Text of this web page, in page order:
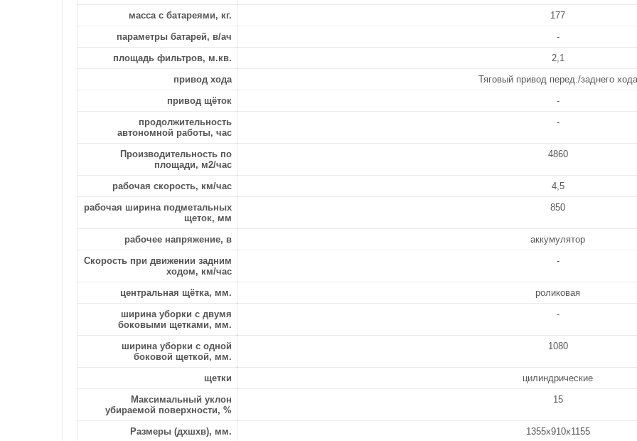
масса с батареями, кг.
177
параметры батарей, в/ач
-
площадь фильтров, м.кв.
2,1
привод хода
Тяговый привод перед./заднего хода
привод щёток
-
продолжительность
автономной работы, час
-
Производительность по
площади, м2/час
4860
рабочая скорость, км/час
4,5
рабочая ширина подметальных
щеток, мм
850
рабочее напряжение, в
аккумулятор
Скорость при движении задним
ходом, км/час
-
центральная щётка, мм.
роликовая
ширина уборки с двумя
боковыми щетками, мм.
-
ширина уборки с одной
боковой щеткой, мм.
1080
щетки
цилиндрические
Максимальный уклон
убираемой поверхности, %
15
Размеры (дхшхв), мм. 1355х910х1155